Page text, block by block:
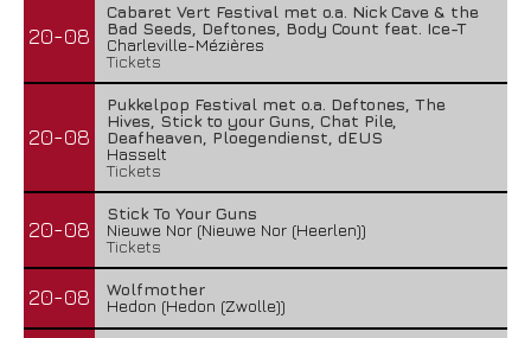
20-08
Cabaret Vert Festival met o.a. Nick Cave & the
Bad Seeds, Deftones, Body Count feat. Ice-T
Charleville-Mézières
Tickets
20-08
Pukkelpop Festival met o.a. Deftones, The
Hives, Stick to your Guns, Chat Pile,
Deafheaven, Ploegendienst, dEUS
Hasselt
Tickets
20-08
Stick To Your Guns
Nieuwe Nor (Nieuwe Nor (Heerlen))
Tickets
20-08
Wolfmother
Hedon (Hedon (Zwolle))